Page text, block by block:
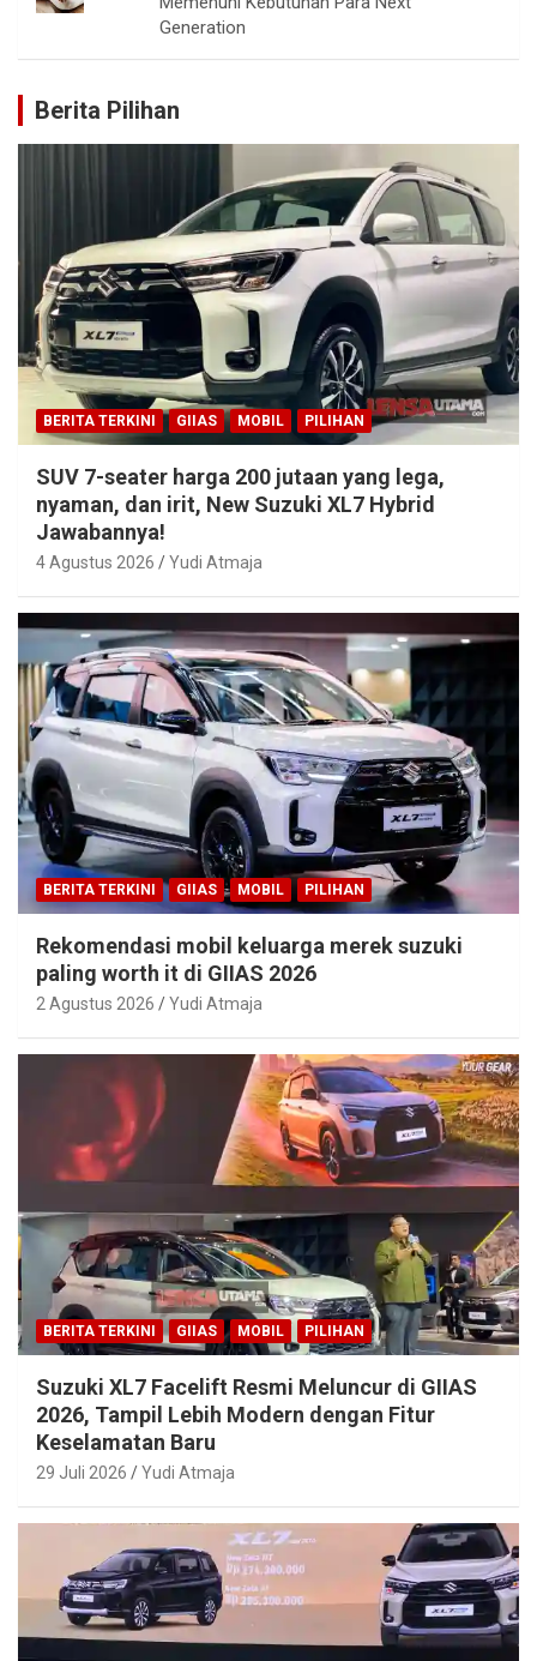
Generation
Berita Pilihan
BERITA TERKINI GIIAS MOBIL PILIHAN
SUV 7-seater harga 200 jutaan yang lega,
nyaman, dan irit, New Suzuki XL7 Hybrid
Jawabannya!
4 Agustus 2026 Yudi Atmaja
BERITA TERKINI GIIAS MOBIL PILIHAN
Rekomendasi mobil keluarga merek suzuki
paling worth it di GIIAS 2026
2 Agustus 2026 Yudi Atmaja
BERITA TERKINI GIIAS MOBIL PILIHAN
Suzuki XL7 Facelift Resmi Meluncur di GIIAS
2026, Tampil Lebih Modern dengan Fitur
Keselamatan Baru
29 Juli 2026 Yudi Atmaja